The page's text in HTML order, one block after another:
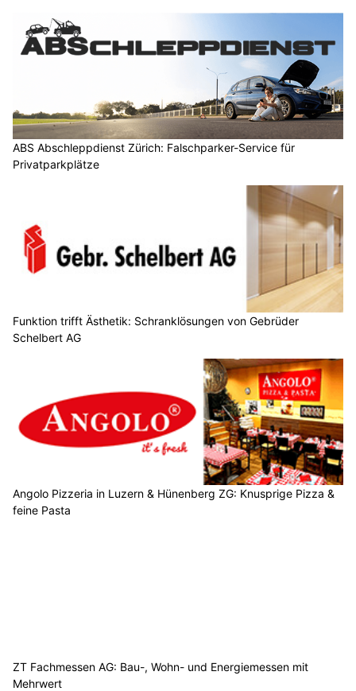
ABS Abschleppdienst Zürich: Falschparker-Service für
Privatparkplätze
Funktion trifft Ästhetik: Schranklösungen von Gebrüder
Angolo Pizzeria in Luzern & Hünenberg ZG: Knusprige Pizza &